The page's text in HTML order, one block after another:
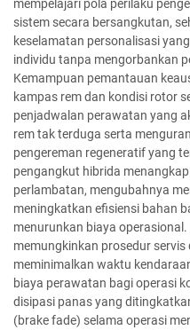
mempelajari pola perilaku
sistem secara bersangkutan,
keselamatan personalisasi
individu tanpa mengorbankan
Kemampuan pemantauan
kampas rem dan kondisi rotor
penjadwalan perawatan yang
rem tak terduga serta
pengereman regeneratif yang
pengangkut hibrida
perlambatan, mengubahnya
meningkatkan efisiensi bahan
menurunkan biaya
memungkinkan prosedur
meminimalkan waktu
biaya perawatan bagi operasi
disipasi panas yang
(brake fade) selama operasi